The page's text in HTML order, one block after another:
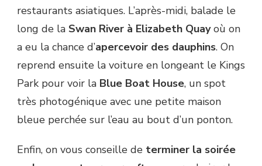
restaurants asiatiques. L’après-midi, balade le
long de la Swan River à Elizabeth Quayoù on
a eu la chance d’apercevoir des dauphins. On
reprend ensuite la voiture en longeant le Kings
Park pour voir la Blue Boat House, un spot
très photogénique avec une petite maison
bleue perchée sur l’eau au bout d’un ponton.
Enfin, on vous conseille de terminer la soirée